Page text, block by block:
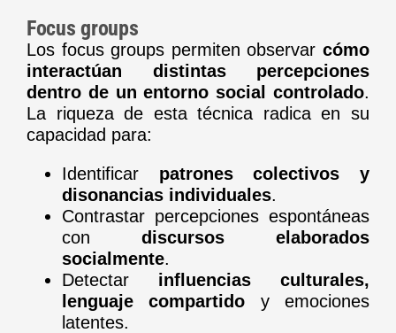
Focus groups
Los focus groups permiten observarcómo
interactúan distintas percepciones
dentro de un entorno social controlado.
La riqueza de esta técnica radica en su
capacidad para:
Identificar patrones colectivos y
disonancias individuales.
Contrastar percepciones espontáneas
con discursos elaborados
socialmente.
Detectar influencias culturales,
lenguaje compartido y emociones
latentes.